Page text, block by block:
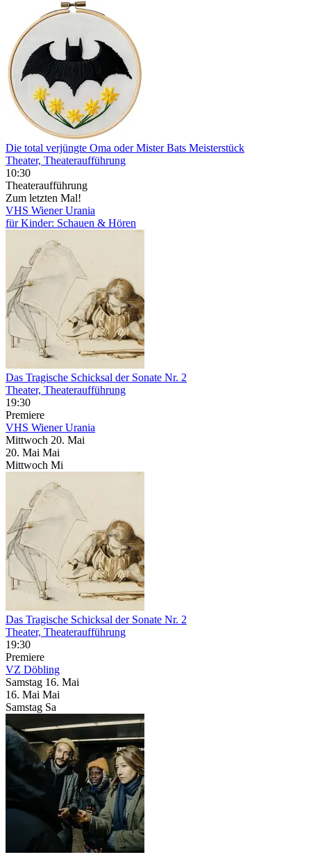
Die total verjüngte Oma oder Mister Bats Meisterstück
Theater, Theateraufführung
10:30
Theateraufführung
Zum letzten Mal!
VHS Wiener Urania
für Kinder: Schauen & Hören
Das Tragische Schicksal der Sonate Nr. 2
Theater, Theateraufführung
19:30
Premiere
VHS Wiener Urania
Mittwoch 20. Mai
20. Mai Mai
Mittwoch Mi
Das Tragische Schicksal der Sonate Nr. 2
Theater, Theateraufführung
19:30
Premiere
VZ Döbling
Samstag 16. Mai
16. Mai Mai
Samstag Sa